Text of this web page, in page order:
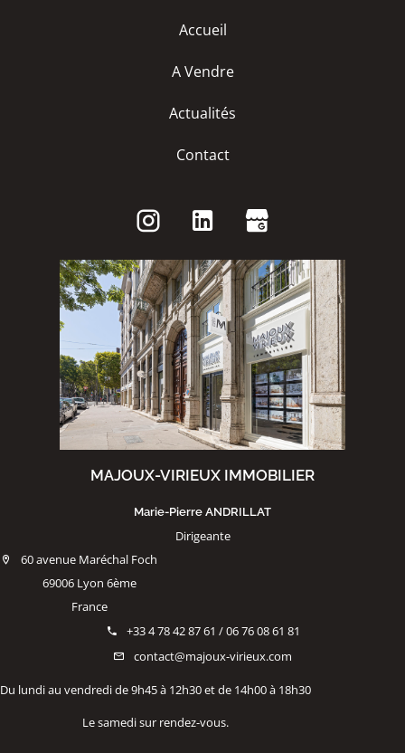
Accueil
A Vendre
Actualités
Contact
MAJOUX-VIRIEUX IMMOBILIER
Marie-Pierre ANDRILLAT
Dirigeante
60 avenue Maréchal Foch
69006 Lyon 6ème
France
+33 4 78 42 87 61 / 06 76 08 61 81
contact@majoux-virieux.com
Du lundi au vendredi de 9h45 à 12h30 et de 14h00 à 18h30
Le samedi sur rendez-vous.